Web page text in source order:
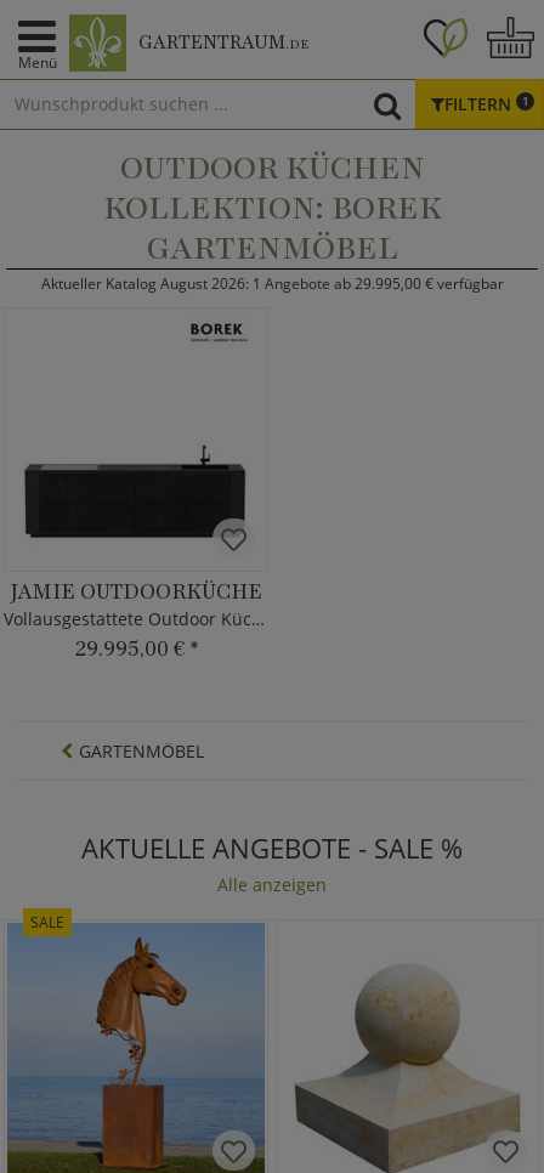
Menü
GARTENTRAUM.DE
FILTERN 1
OUTDOOR KÜCHEN
KOLLEKTION: BOREK
GARTENMÖBEL
Aktueller Katalog August 2026: 1 Angebote ab 29.995,00 € verfügbar
JAMIE OUTDOORKÜCHE
Vollausgestattete Outdoor Küche
29.995,00 € *
GARTENMÖBEL
AKTUELLE ANGEBOTE - SALE %
Alle anzeigen
SALE